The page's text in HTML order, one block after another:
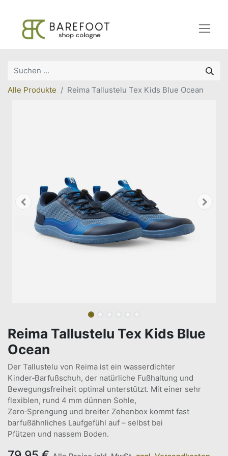
Alle Produkte Reima Tallustelu Tex Kids Blue Ocean
Reima Tallustelu Tex Kids Blue
Ocean
Der Tallustelu von Reima ist ein wasserdichter
Kinder‑Barfußschuh, der natürliche Fußhaltung und
Bewegungsfreiheit optimal unterstützt. Mit einer sehr
flexiblen, rund 4 mm dünnen Sohle,
Zero‑Sprengung und breiter Zehenbox kommt fast
barfußähnliches Laufgefühl auf – selbst bei
Pfützen und nassem Boden.